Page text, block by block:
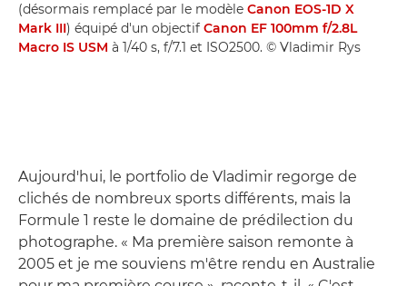
(désormais remplacé par le modèle Canon EOS-1D X
Mark III) équipé d'un objectif Canon EF 100mm f/2.8L
Macro IS USM à 1/40 s, f/7.1 et ISO2500. © Vladimir Rys
Aujourd'hui, le portfolio de Vladimir regorge de
clichés de nombreux sports différents, mais la
Formule 1 reste le domaine de prédilection du
photographe. « Ma première saison remonte à
2005 et je me souviens m'être rendu en Australie